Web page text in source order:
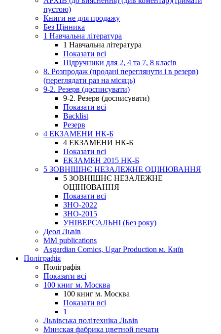
пустою)
Книги не для продажу
Без Цінника
1 Навчальна література
1 Навчальна література
Показати всі
Підручники для 2, 4 та 7, 8 класів
8. Розпродаж (продані переглянути і в резерв)
(переглядати раз на місяць)
9-2. Резерв (досписувати)
9-2. Резерв (досписувати)
Показати всі
Backlist
Резерв
4 ЕКЗАМЕНИ НК-Б
4 ЕКЗАМЕНИ НК-Б
Показати всі
ЕКЗАМЕН 2015 НК-Б
5 ЗОВНІШНЄ НЕЗАЛЕЖНЕ ОЦІНЮВАННЯ
5 ЗОВНІШНЄ НЕЗАЛЕЖНЕ
ОЦІНЮВАННЯ
Показати всі
ЗНО-2022
ЗНО-2015
УНІВЕРСАЛЬНІ (Без року)
Деол Львів
MM publications
Asgardian Comics, Ugar Production м. Київ
Поліграфія
Поліграфія
Показати всі
100 книг м. Москва
100 книг м. Москва
Показати всі
1
Львівська політехніка Львів
Минская фабрика цветной печати